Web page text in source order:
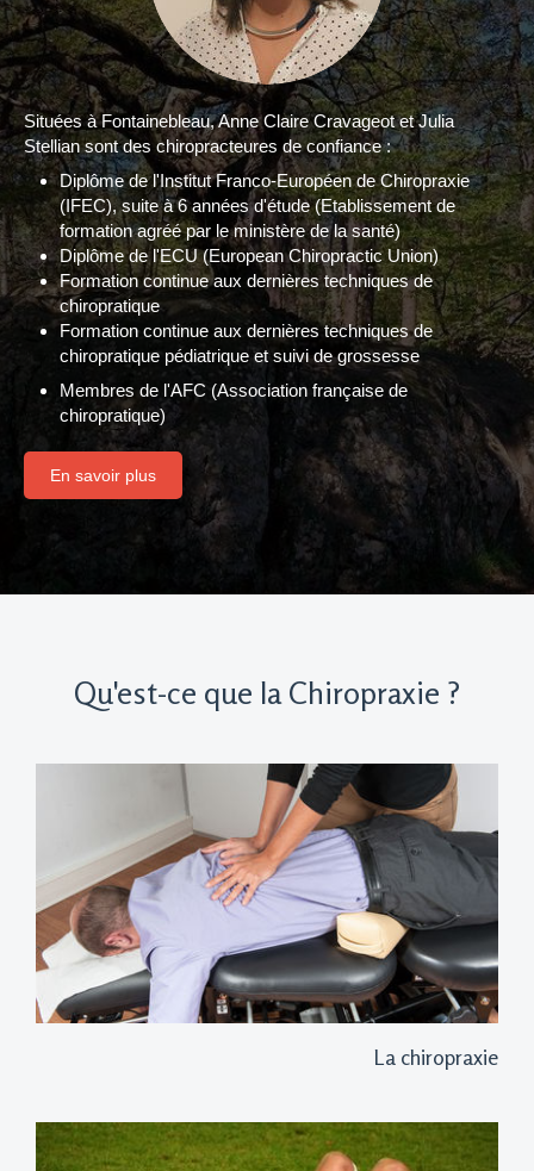
Situées à Fontainebleau, Anne Claire Cravageot et Julia
Stellian sont des chiropracteures de confiance :
Diplôme de l'Institut Franco-Européen de Chiropraxie
(IFEC), suite à 6 années d'étude (Etablissement de
formation agréé par le ministère de la santé)
Diplôme de l'ECU (European Chiropractic Union)
Formation continue aux dernières techniques de
chiropratique
Formation continue aux dernières techniques de
chiropratique pédiatrique et suivi de grossesse
Membres de l'AFC (Association française de
chiropratique)
En savoir plus
Qu'est-ce que la Chiropraxie ?
La chiropraxie